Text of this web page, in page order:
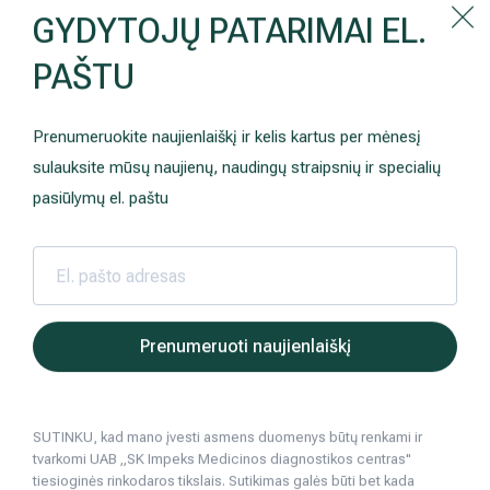
Kaip prisirašyti prie Hila | Šeimos medicinos centro?
Instrukcija
Prisirašyti prie „Hila“ Registruotis vizitui
Hila | Medicinos diagnostikos ir gydymo centras Nemokamos
Nemokamos patikrinimo
Hila centre nemokamai
GYDYTOJŲ PATARIMAI EL.
PAŠTU
Prenumeruokite naujienlaiškį ir kelis kartus per mėnesį
sulauksite mūsų naujienų, naudingų straipsnių ir specialių
pasiūlymų el. paštu
Prenumeruoti naujienlaiškį
SUTINKU, kad mano įvesti asmens duomenys būtų renkami ir
tvarkomi UAB „SK Impeks Medicinos diagnostikos centras"
Paslaugos ir kainos
AKCIJOS
DOVANŲ KUPONAS
Tyrimai
Neurologija
Šeimos medicina
Reabilitacija ir sporto medicina
Kaip užsiregistruoti
Kuo pasirūpinti prieš atvykstant
Ką daryti atvykus į Hila
Apmokėjimas ir paslaugos
Apgyvendinimas ir maitinimas
Nedarbingumo pažymėjimai
Duomenų apsauga